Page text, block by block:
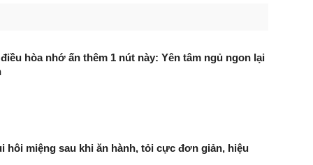
hòa nhớ ấn thêm 1 nút này: Yên tâm ngủ ngon lại
hôi miệng sau khi ăn hành, tỏi cực đơn giản, hiệu